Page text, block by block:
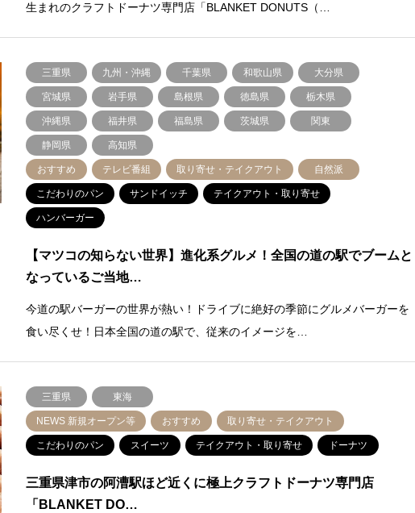
生まれのクラフトドーナツ専門店「BLANKET DONUTS（…
三重県 九州・沖縄 千葉県 和歌山県 大分県
宮城県 岩手県 島根県 徳島県 栃木県
沖縄県 福井県 福島県 茨城県 関東
静岡県 高知県
おすすめ テレビ番組 取り寄せ・テイクアウト 自然派
こだわりのパン サンドイッチ テイクアウト・取り寄せ
ハンバーガー
【マツコの知らない世界】進化系グルメ！全国の道の駅でブームと
なっているご当地…
今道の駅バーガーの世界が熱い！ドライブに絶好の季節にグルメバーガーを
食い尽くせ！日本全国の道の駅で、従来のイメージを…
三重県 東海
NEWS 新規オープン等 おすすめ 取り寄せ・テイクアウト
こだわりのパン スイーツ テイクアウト・取り寄せ ドーナツ
三重県津市の阿漕駅ほど近くに極上クラフトドーナツ専門店
「BLANKET DO…